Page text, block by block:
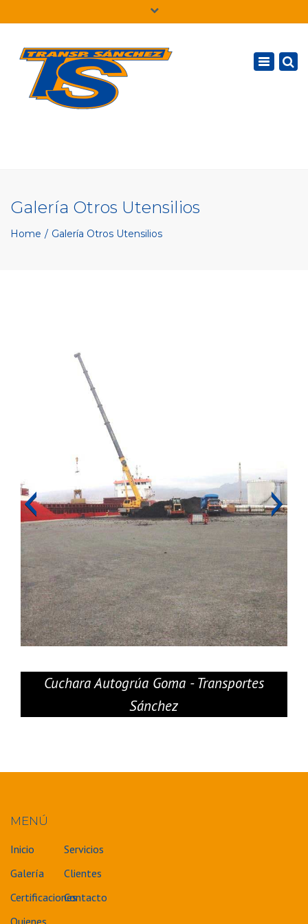
Español
Toggle
Galería Otros Utensilios
Home Galería Otros Utensilios
Cuchara Autogrúa Goma - Transportes
Sánchez
MENÚ
Inicio
Servicios
Galería
Clientes
CertificacionesContacto
Quienes